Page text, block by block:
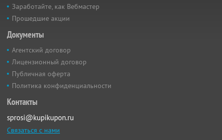
Заработайте, как Вебмастер
Прошедшие акции
Документы
Агентский договор
Лицензионный договор
Публичная оферта
Политика конфиденциальности
Контакты
sprosi@kupikupon.ru
Связаться с нами